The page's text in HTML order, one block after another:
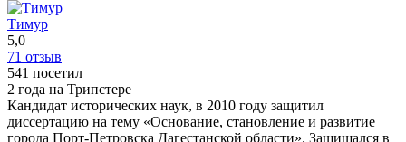
Тимур
5,0
71 отзыв
541 посетил
2 года на Трипстере
Кандидат исторических наук, в 2010 году защитил
диссертацию на тему «Основание, становление и развитие
города Порт-Петровска Дагестанской области». Защищался в